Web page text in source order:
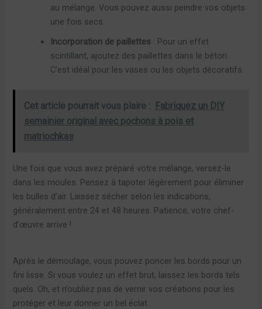
au mélange. Vous pouvez aussi peindre vos objets
une fois secs.
Incorporation de paillettes : Pour un effet
scintillant, ajoutez des paillettes dans le béton.
C’est idéal pour les vases ou les objets décoratifs.
Cet article pourrait vous plaire :
Fabriquez un DIY
semainier original avec pochons à pois et
matriochkas
Une fois que vous avez préparé votre mélange, versez-le
dans les moules. Pensez à tapoter légèrement pour éliminer
les bulles d’air. Laissez sécher selon les indications,
généralement entre 24 et 48 heures. Patience, votre chef-
d’œuvre arrive !
Après le démoulage, vous pouvez poncer les bords pour un
fini lisse. Si vous voulez un effet brut, laissez les bords tels
quels. Oh, et n’oubliez pas de vernir vos créations pour les
protéger et leur donner un bel éclat.